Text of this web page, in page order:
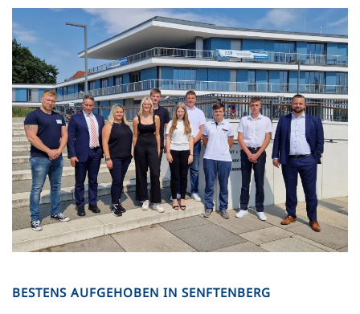
BESTENS AUFGEHOBEN IN SENFTENBERG